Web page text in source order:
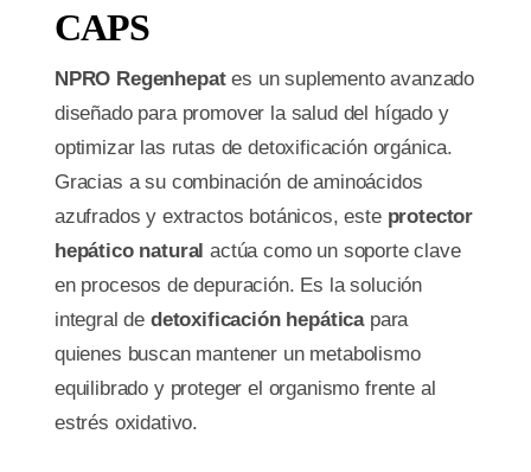
CAPS
NPRO Regenhepates un suplemento avanzado
diseñado para promover la salud del hígado y
optimizar las rutas de detoxificación orgánica.
Gracias a su combinación de aminoácidos
azufrados y extractos botánicos, este protector
hepático natural actúa como un soporte clave
en procesos de depuración. Es la solución
integral de detoxificación hepáticapara
quienes buscan mantener un metabolismo
equilibrado y proteger el organismo frente al
estrés oxidativo.